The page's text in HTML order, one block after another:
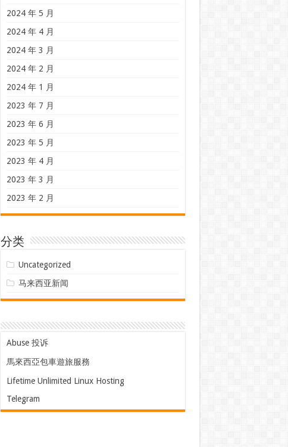
2024 年 5 月
2024 年 4 月
2024 年 3 月
2024 年 2 月
2024 年 1 月
2023 年 7 月
2023 年 6 月
2023 年 5 月
2023 年 4 月
2023 年 3 月
2023 年 2 月
分类
Uncategorized
马来西亚新闻
Abuse 投诉
馬來西亞包車遊旅服務
Lifetime Unlimited Linux Hosting
Telegram